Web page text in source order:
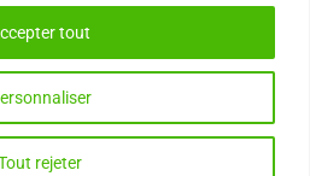
rejeter
tout
InstagramFacebook